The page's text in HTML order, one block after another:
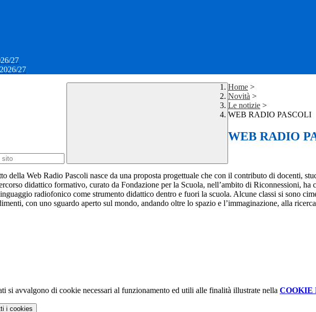
27
27
Home >
Novità >
Le notizie >
WEB RADIO PASCOLI
WEB RADIO
della Web Radio Pascoli nasce da una proposta progettuale che con il contributo di docenti,
didattico formativo, curato da Fondazione per la Scuola, nell’ambito di Riconnessioni,
radiofonico come strumento didattico dentro e fuori la scuola. Alcune classi si sono
con uno sguardo aperto sul mondo, andando oltre lo spazio e l’immaginazione, alla
si avvalgono di cookie necessari al funzionamento ed utili alle finalità illustrate nella COOKIE
i cookies